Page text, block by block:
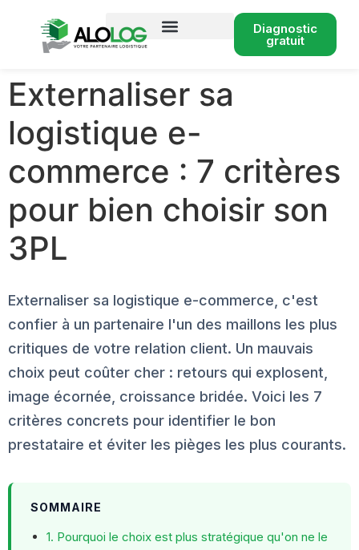
Diagnostic
gratuit
Externaliser sa
logistique e-
commerce : 7 critères
pour bien choisir son
3PL
Externaliser sa logistique e-commerce, c'est
confier à un partenaire l'un des maillons les plus
critiques de votre relation client. Un mauvais
choix peut coûter cher : retours qui explosent,
image écornée, croissance bridée. Voici les 7
critères concrets pour identifier le bon
prestataire et éviter les pièges les plus courants.
SOMMAIRE
1. Pourquoi le choix est plus stratégique qu'on ne le